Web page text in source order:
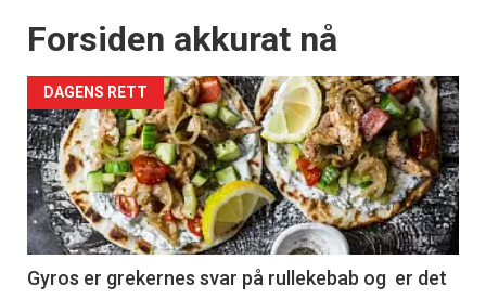
Forsiden akkurat nå
DAGENS RETT
Gyros er grekernes svar på rullekebab og er det